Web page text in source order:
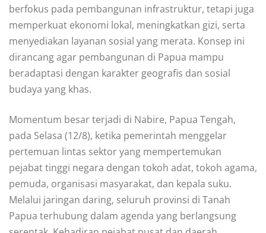
berfokus pada pembangunan infrastruktur, tetapi juga
memperkuat ekonomi lokal, meningkatkan gizi, serta
menyediakan layanan sosial yang merata. Konsep ini
dirancang agar pembangunan di Papua mampu
beradaptasi dengan karakter geografis dan sosial
budaya yang khas.
Momentum besar terjadi di Nabire, Papua Tengah,
pada Selasa (12/8), ketika pemerintah menggelar
pertemuan lintas sektor yang mempertemukan
pejabat tinggi negara dengan tokoh adat, tokoh agama,
pemuda, organisasi masyarakat, dan kepala suku.
Melalui jaringan daring, seluruh provinsi di Tanah
Papua terhubung dalam agenda yang berlangsung